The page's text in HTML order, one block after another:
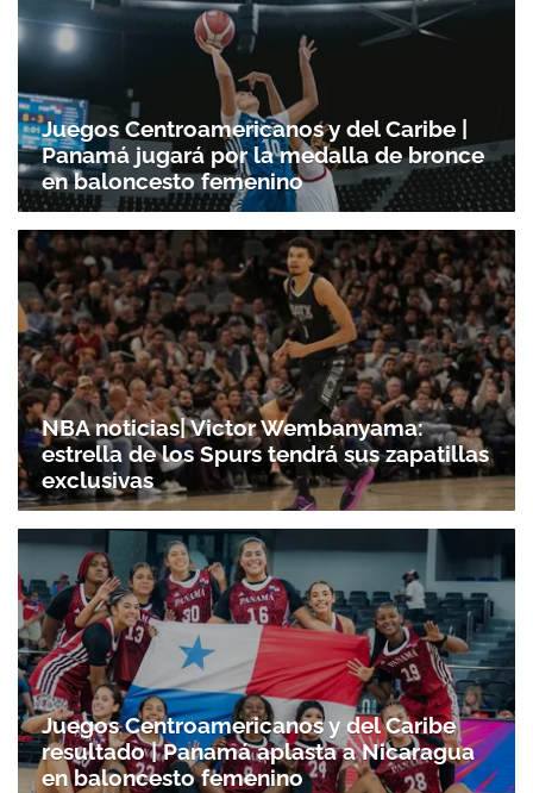
Juegos Centroamericanos y del Caribe |
Panamá jugará por la medalla de bronce
en baloncesto femenino
NBA noticias| Victor Wembanyama:
estrella de los Spurs tendrá sus zapatillas
exclusivas
Juegos Centroamericanos y del Caribe
resultado | Panamá aplasta a Nicaragua
en baloncesto femenino